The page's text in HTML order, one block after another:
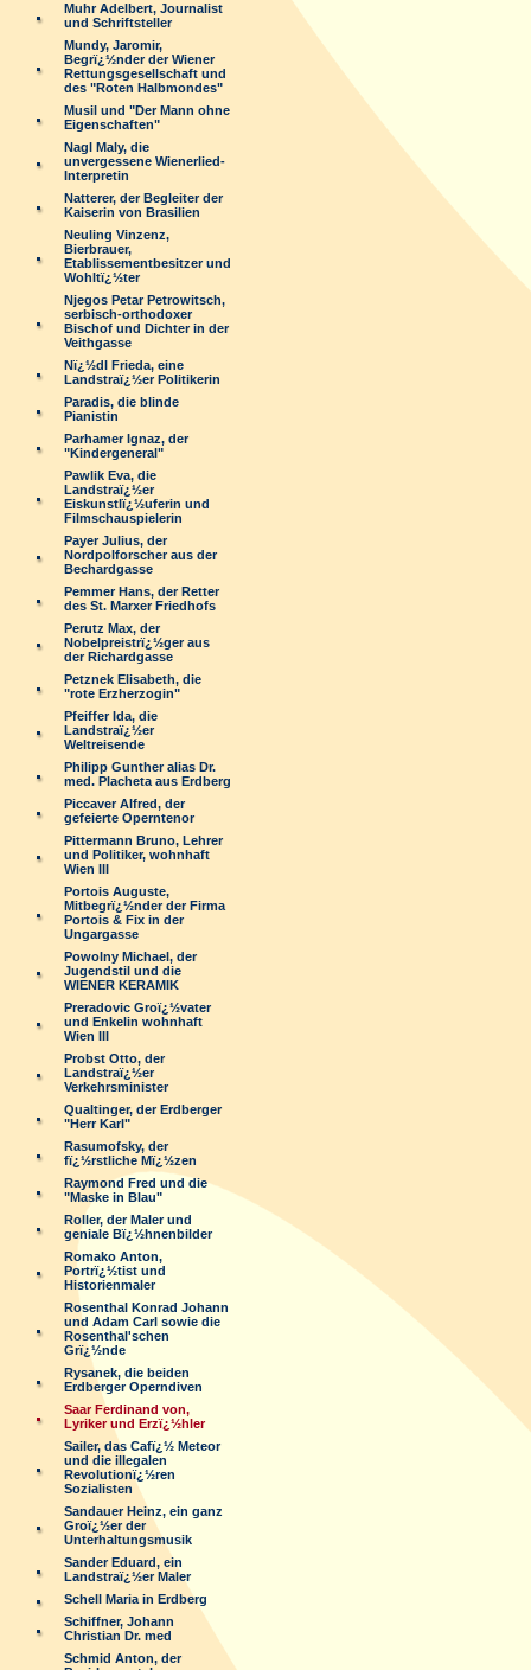
Muhr Adelbert, Journalist
und Schriftsteller
Mundy, Jaromir,
Begrï¿½nder der Wiener
Rettungsgesellschaft und
des "Roten Halbmondes"
Musil und "Der Mann ohne
Eigenschaften"
Nagl Maly, die
unvergessene Wienerlied-
Interpretin
Natterer, der Begleiter der
Kaiserin von Brasilien
Neuling Vinzenz,
Bierbrauer,
Etablissementbesitzer und
Wohltï¿½ter
Njegos Petar Petrowitsch,
serbisch-orthodoxer
Bischof und Dichter in der
Veithgasse
Nï¿½dl Frieda, eine
Landstraï¿½er Politikerin
Paradis, die blinde
Pianistin
Parhamer Ignaz, der
"Kindergeneral"
Pawlik Eva, die
Landstraï¿½er
Eiskunstlï¿½uferin und
Filmschauspielerin
Payer Julius, der
Nordpolforscher aus der
Bechardgasse
Pemmer Hans, der Retter
des St. Marxer Friedhofs
Perutz Max, der
Nobelpreistrï¿½ger aus
der Richardgasse
Petznek Elisabeth, die
"rote Erzherzogin"
Pfeiffer Ida, die
Landstraï¿½er
Weltreisende
Philipp Gunther alias Dr.
med. Placheta aus Erdberg
Piccaver Alfred, der
gefeierte Operntenor
Pittermann Bruno, Lehrer
und Politiker, wohnhaft
Wien III
Portois Auguste,
Mitbegrï¿½nder der Firma
Portois & Fix in der
Ungargasse
Powolny Michael, der
Jugendstil und die
WIENER KERAMIK
Preradovic Groï¿½vater
und Enkelin wohnhaft
Wien III
Probst Otto, der
Landstraï¿½er
Verkehrsminister
Qualtinger, der Erdberger
"Herr Karl"
Rasumofsky, der
fï¿½rstliche Mï¿½zen
Raymond Fred und die
"Maske in Blau"
Roller, der Maler und
geniale Bï¿½hnenbilder
Romako Anton,
Portrï¿½tist und
Historienmaler
Rosenthal Konrad Johann
und Adam Carl sowie die
Rosenthal'schen
Grï¿½nde
Rysanek, die beiden
Erdberger Operndiven
Saar Ferdinand von,
Lyriker und Erzï¿½hler
Sailer, das Cafï¿½ Meteor
und die illegalen
Revolutionï¿½ren
Sozialisten
Sandauer Heinz, ein ganz
Groï¿½er der
Unterhaltungsmusik
Sander Eduard, ein
Landstraï¿½er Maler
Schell Maria in Erdberg
Schiffner, Johann
Christian Dr. med
Schmid Anton, der